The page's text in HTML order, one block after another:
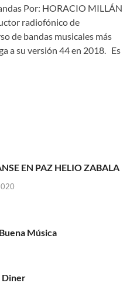
Por: HORACIO MILLÁN
radiofónico de
de bandas musicales más
a su versión 44 en 2018. Es
EN PAZ HELIO ZABALA
Música
Diner